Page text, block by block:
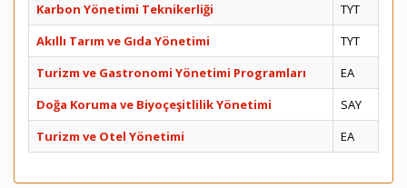
Karbon Yönetimi Teknikerliği
TYT
Akıllı Tarım ve Gıda Yönetimi
TYT
Turizm ve Gastronomi Yönetimi Programları
EA
Doğa Koruma ve Biyoçeşitlilik Yönetimi
SAY
Turizm ve Otel Yönetimi
EA